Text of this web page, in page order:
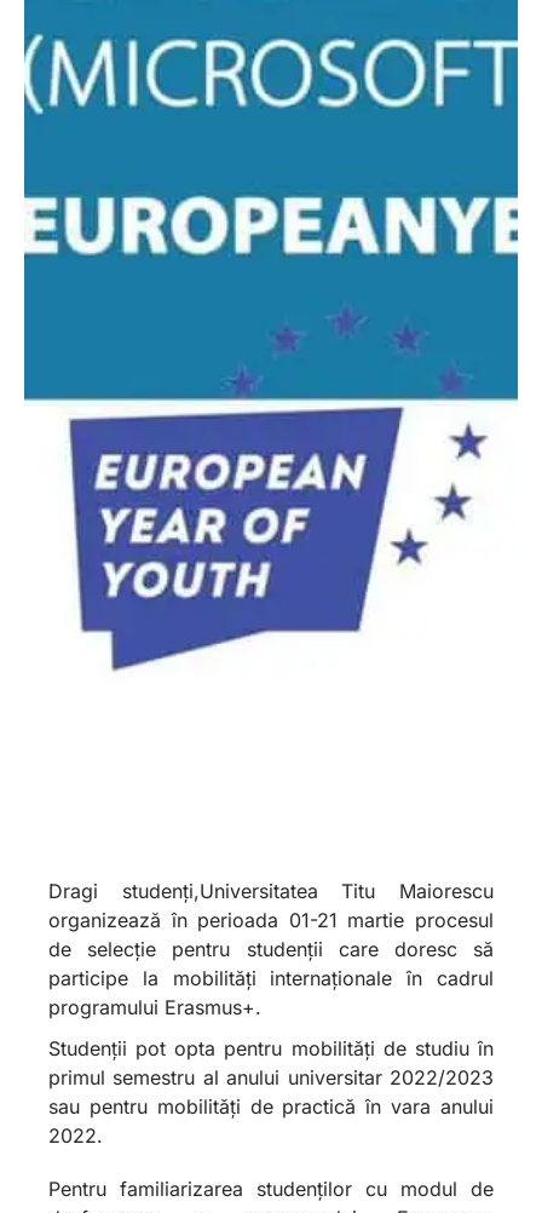
Dragi studenți,Universitatea Titu Maiorescu
organizează în perioada 01-21 martie procesul
de selecție pentru studenții care doresc să
participe la mobilităţi internaţionale în cadrul
programului Erasmus+.
Studenţii pot opta pentru mobilităţi de studiu în
primul semestru al anului universitar 2022/2023
sau pentru mobilităţi de practică în vara anului
2022.
Pentru familiarizarea studenților cu modul de